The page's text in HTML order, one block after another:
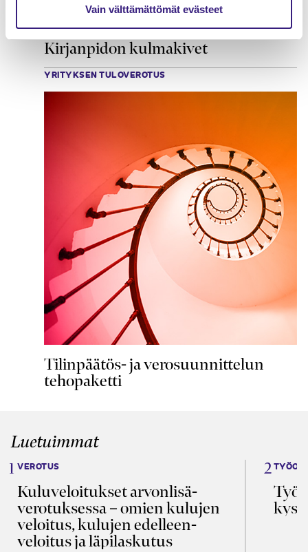
Vain välttämättömät evästeet
Kirjanpidon kulmakivet
YRITYKSEN TULOVEROTUS
Tilinpäätös- ja verosuunnittelun
tehopaketti
Luetuimmat
VEROTUS
Kulu­veloitukset arvon­lisä­
verotuksessa – omien kulujen
veloitus, kulujen edelleen­
veloitus ja läpi­laskutus